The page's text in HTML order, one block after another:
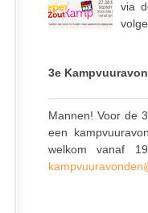
via
3e
Mannen! Voor de
een
welkom vanaf